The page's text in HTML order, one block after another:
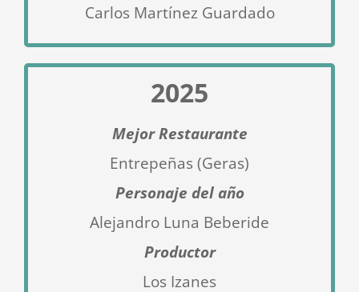
Carlos Martínez Guardado
2025
Mejor Restaurante
Entrepeñas (Geras)
Personaje del año
Alejandro Luna Beberide
Productor
Los Izanes